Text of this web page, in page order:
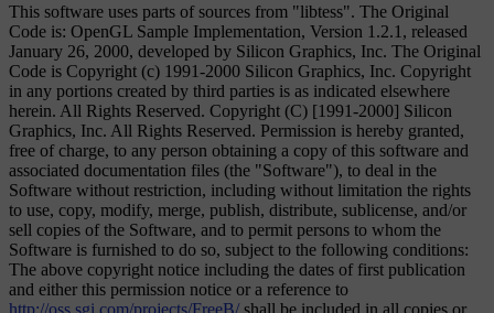
This software uses parts of sources from "libtess". The Original
Code is: OpenGL Sample Implementation, Version 1.2.1, released
January 26, 2000, developed by Silicon Graphics, Inc. The Original
Code is Copyright (c) 1991-2000 Silicon Graphics, Inc. Copyright
in any portions created by third parties is as indicated elsewhere
herein. All Rights Reserved. Copyright (C) [1991-2000] Silicon
Graphics, Inc. All Rights Reserved. Permission is hereby granted,
free of charge, to any person obtaining a copy of this software and
associated documentation files (the "Software"), to deal in the
Software without restriction, including without limitation the rights
to use, copy, modify, merge, publish, distribute, sublicense, and/or
sell copies of the Software, and to permit persons to whom the
Software is furnished to do so, subject to the following conditions:
The above copyright notice including the dates of first publication
and either this permission notice or a reference to
http://oss.sgi.com/projects/FreeB/ shall be included in all copies or